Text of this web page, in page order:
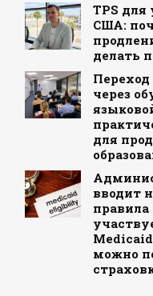
TPS для
США:
делать
Переход
через
для
вводит
правила
можно